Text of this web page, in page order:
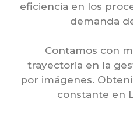
eficiencia en los
demanda
Contamos con
trayectoria en la
por imágenes.
constante en